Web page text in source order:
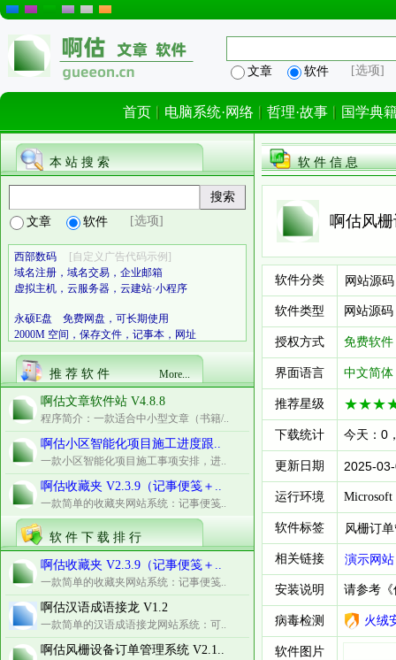
文章 软件 [选项]
首页 电脑系统·网络 哲理·故事 国学典
本 站 搜 索
文章 软件 [选项]
西部数码
[自定义广告代码示例]
域名注册，域名交易，企业邮箱
虚拟主机，云服务器，云建站·小程序
永硕E盘 免费网盘，可长期使用
2000M 空间，保存文件，记事本，网址
推 荐 软 件 More...
啊估文章软件站 V4.8.8
程序简介：一款适合中小型文章（书籍/..
啊估小区智能化项目施工进度跟..
一款小区智能化项目施工事项安排，进..
啊估收藏夹 V2.3.9（记事便笺＋..
一款简单的收藏夹网站系统：记事便笺..
软 件 下 载 排 行
啊估收藏夹 V2.3.9（记事便笺＋..
一款简单的收藏夹网站系统：记事便笺..
啊估汉语成语接龙 V1.2
一款简单的汉语成语接龙网站系统：可..
啊估风栅设备订单管理系统 V2.1..
软 件 信 息
啊估风
软件分类 网站源码
软件类型 网站源码
授权方式 免费软件
界面语言 中文简体
推荐星级
下载统计 今天：0
更新日期 2025-
运行环境 Microsoft
软件标签 风栅订
相关链接 演示网站
安装说明 请参考
病毒检测 火绒
软件图片